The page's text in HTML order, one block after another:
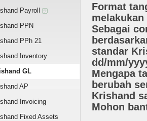
Payroll
PPN
PPh 21
Inventory
GL
AP
Invoicing
Fixed Assets
Format
Sebagai
standar
dd/mm/
Mengapa
berubah
Krishand
Mohon